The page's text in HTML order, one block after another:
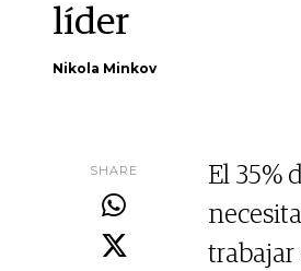
líder
Nikola Minkov
SHARE
El 35%
trabajar